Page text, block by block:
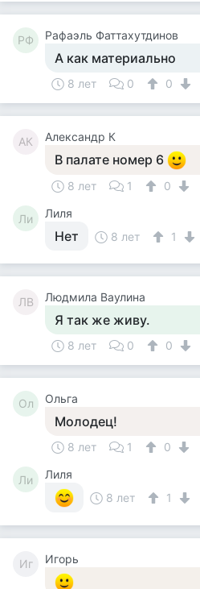
РФ Рафаэль Фаттахутдинов
А как материально
8 лет 0 0
АК Александр К
В палате номер 6
8 лет 1 0
Ли Лиля
Нет 8 лет 1
ЛВ Людмила Ваулина
Я так же живу.
8 лет 0 0
Ол Ольга
Молодец!
8 лет 1 0
Ли
Лиля
8 лет
1
Иг Игорь